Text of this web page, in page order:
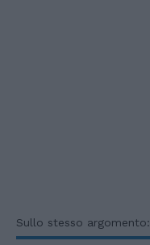
Sullo stesso argomento: